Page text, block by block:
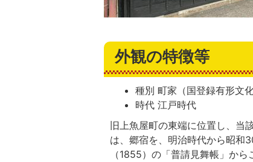
外観の特徴等
種別 町家（国登録有形文化
時代 江戸時代
旧上魚屋町の東端に位置し、当
は、郷宿を、明治時代から昭和
（1855）の「普請見舞帳」か